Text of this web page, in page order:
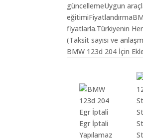
güncellemeUygun
fiyatlarla.Türkiyenin
(Taksit sayısı ve
BMW 123d 204 İçin
Egr İptali
Yapılamaz